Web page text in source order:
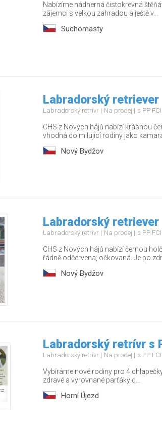
Nabízíme nádherná čistokrevná
zájemci s velkou zahradou a ještě v...
Suchomasty
Labradorský retriever
Labradorský retrívr Na prodej s PP FCI
CHS z Nových hájů nabízí krásnou
vhodná do milující rodiny jako
Nový Bydžov
Labradorský retriever
Labradorský retrívr Na prodej s PP FCI
CHS z Nových hájů nabízí černou
řádně odčervena, očkovaná. Je po
Nový Bydžov
Labradorský retrívr s
Labradorský retrívr Na prodej s PP FCI
Vybíráme nové rodiny pro 4
zdravé a vyrovnané parťáky d...
Horní Újezd